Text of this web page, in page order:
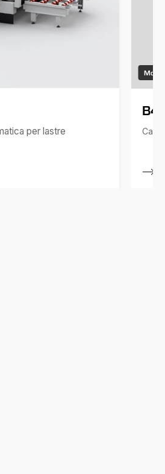
per lastre